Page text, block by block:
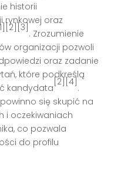
historii
rynkowej oraz
. Zrozumienie
organizacji pozwoli
oraz zadanie
które podkreślą
kandydata
[2][4]
.
się skupić na
i oczekiwaniach
co pozwala
do profilu